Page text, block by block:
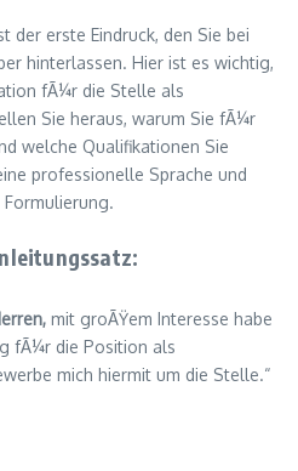
der erste Eindruck, den Sie bei
hinterlassen. Hier ist es wichtig,
fÃ¼r die Stelle als
Sie heraus, warum Sie fÃ¼r
welche Qualifikationen Sie
professionelle Sprache und
mit groÃŸem Interesse habe
fÃ¼r die Position als
mich hiermit um die Stelle.“